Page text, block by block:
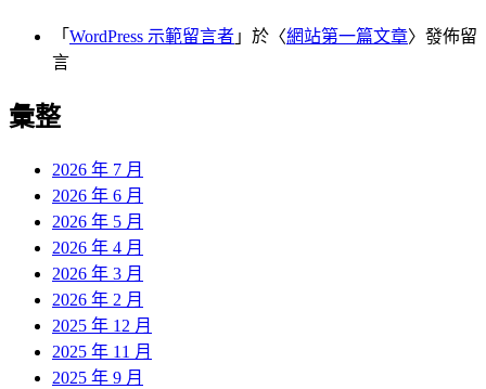
「 WordPress 示範留言者 」於〈網站第一篇文章〉發佈留
言
彙整
2026 年 7 月
2026 年 6 月
2026 年 5 月
2026 年 4 月
2026 年 3 月
2026 年 2 月
2025 年 12 月
2025 年 11 月
2025 年 9 月